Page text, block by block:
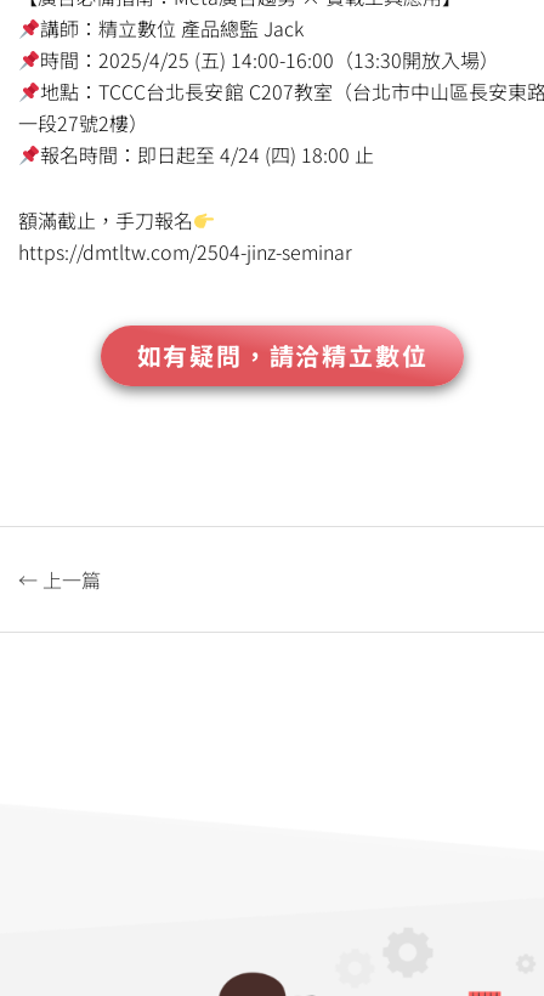
講師：精立數位 產品總監 Jack
時間：2025/4/25 (五) 14:00-16:00（13:30開放入場）
地點：TCCC台北長安館 C207教室（台北市中山區長安東
一段27號2樓）
報名時間：即日起至 4/24 (四) 18:00 止
額滿截止，手刀報名
https://dmtltw.com/2504-jinz-seminar
如有疑問，請洽精立數位
← 上一篇